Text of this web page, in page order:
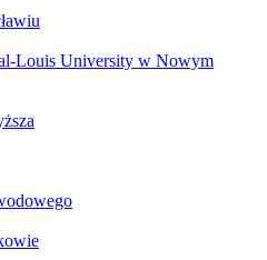
Louis University w Nowym